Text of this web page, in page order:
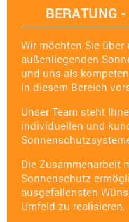
BERATUNG
Wir möchten Sie
außenliegenden
und uns als
in diesem Bereich
Unser Team steht
individuellen und
Die Zusammenarbeit
Sonnenschutz
ausgefallensten
Umfeld zu realisieren.